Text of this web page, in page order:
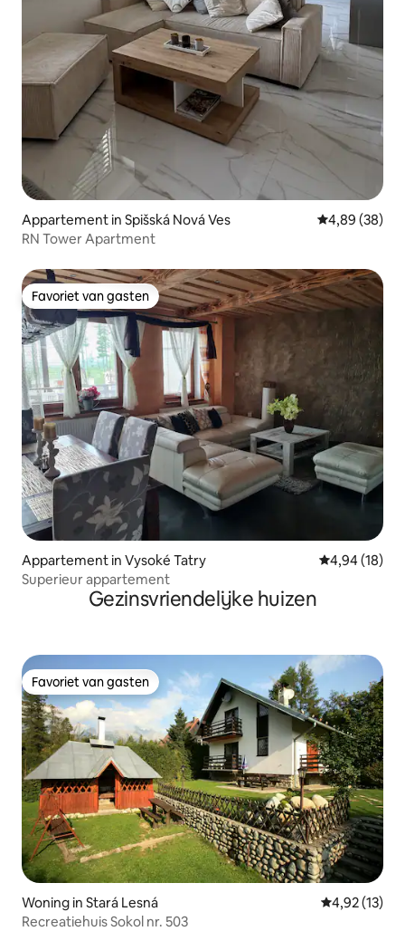
Appartement in Spišská Nová Ves Gemiddelde
4,89 (38)
RN Tower Apartment
Favoriet van gasten
Favoriet van gasten
Appartement in Vysoké Tatry Gemiddelde
4,94 (18)
Superieur appartement
Gezinsvriendelijke huizen
Favoriet van gasten
Favoriet van gasten
Woning in Stará Lesná Gemiddelde
4,92 (13)
Recreatiehuis Sokol nr. 503